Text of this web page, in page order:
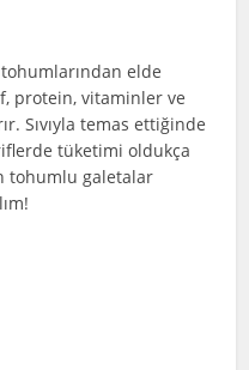
elde
protein, vitaminler ve
Sıvıyla temas ettiğinde
tüketimi oldukça
tohumlu galetalar